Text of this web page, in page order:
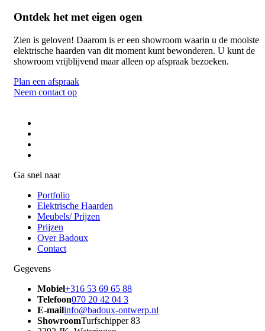
Ontdek het met eigen ogen
Zien is geloven! Daarom is er een showroom waarin u de mooiste
elektrische haarden van dit moment kunt bewonderen. U kunt de
showroom vrijblijvend maar alleen op afspraak bezoeken.
Plan een afspraak
Neem contact op
Ga snel naar
Portfolio
Elektrische Haarden
Meubels/ Prijzen
Prijzen
Over Badoux
Contact
Gegevens
Mobiel+316 53 69 65 88
Telefoon070 20 42 04 3
E-mailinfo@badoux-ontwerp.nl
ShowroomTurfschipper 83